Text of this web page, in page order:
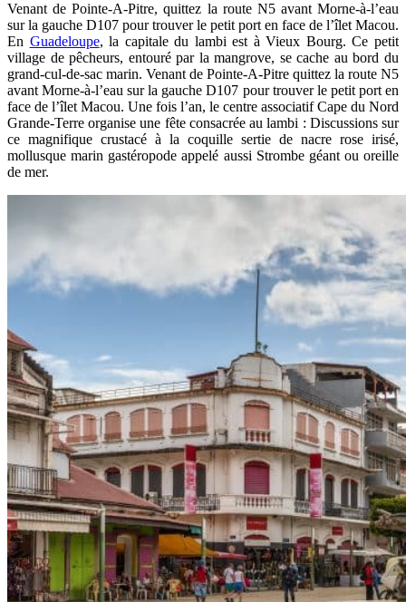
Venant de Pointe-A-Pitre, quittez la route N5 avant Morne-à-l’eau
sur la gauche D107 pour trouver le petit port en face de l’îlet Macou.
En Guadeloupe, la capitale du lambi est à Vieux Bourg. Ce petit
village de pêcheurs, entouré par la mangrove, se cache au bord du
grand-cul-de-sac marin. Venant de Pointe-A-Pitre quittez la route N5
avant Morne-à-l’eau sur la gauche D107 pour trouver le petit port en
face de l’îlet Macou. Une fois l’an, le centre associatif Cape du Nord
Grande-Terre organise une fête consacrée au lambi : Discussions sur
ce magnifique crustacé à la coquille sertie de nacre rose irisé,
mollusque marin gastéropode appelé aussi Strombe géant ou oreille
de mer.